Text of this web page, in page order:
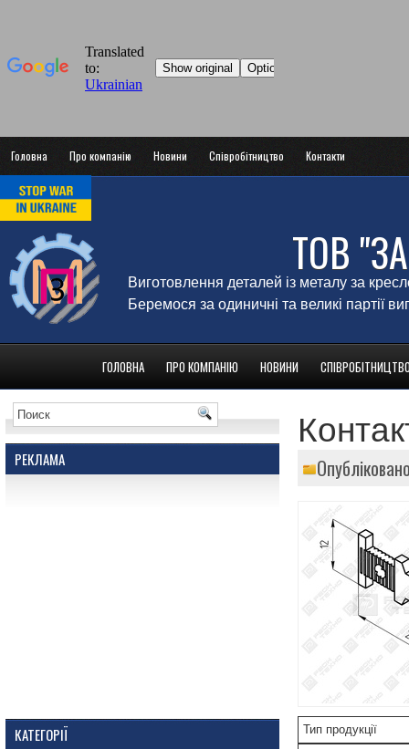
Головна Про компанію Новини Співробітництво Контакти
ТОВ
Виготовлення деталей із металу за
Беремося за одиничні та великі партії
ГОЛОВНА ПРО КОМПАНІЮ НОВИНИ
РЕКЛАМА
КАТЕГОРІЇ
Тип продукції